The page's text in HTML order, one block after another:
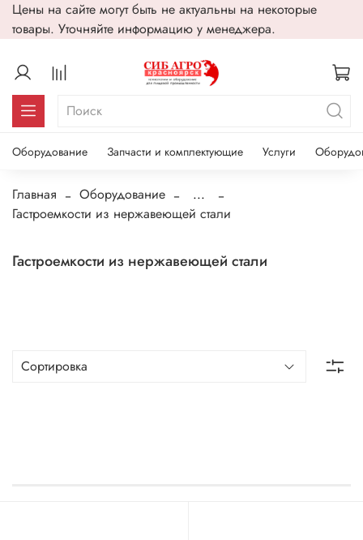
Цены на сайте могут быть не актуальны на некоторые
товары. Уточняйте информацию у менеджера.
Оборудование Запчасти и комплектующие Услуги
Главная Оборудование
...
Гастроемкости из нержавеющей стали
Гастроемкости из нержавеющей стали